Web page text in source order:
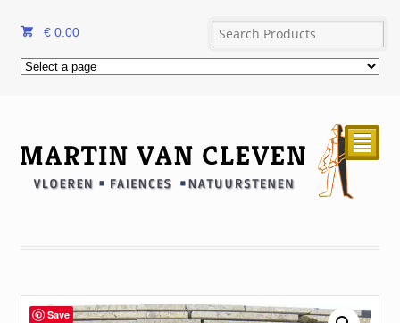
€ 0.00
²
Save